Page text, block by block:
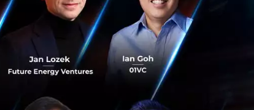
ตอนนี้มี
การติดเชื้อ
ช่วยแค่เพียง
น เอดส์